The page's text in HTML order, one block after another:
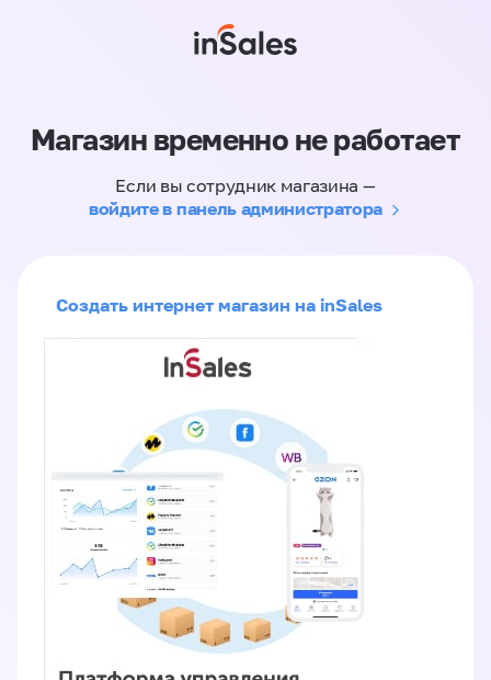
Магазин временно не работает
Если вы сотрудник магазина —
войдите в панель администратора
Создать интернет магазин на inSales